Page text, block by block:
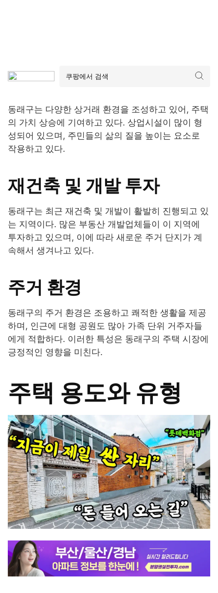
동래구는 다양한 상거래 환경을 조성하고 있어, 주택
의 가치 상승에 기여하고 있다. 상업시설이 많이 형
성되어 있으며, 주민들의 삶의 질을 높이는 요소로
작용하고 있다.
재건축 및 개발 투자
동래구는 최근 재건축 및 개발이 활발히 진행되고 있
는 지역이다. 많은 부동산 개발업체들이 이 지역에
투자하고 있으며, 이에 따라 새로운 주거 단지가 계
속해서 생겨나고 있다.
주거 환경
동래구의 주거 환경은 조용하고 쾌적한 생활을 제공
하며, 인근에 대형 공원도 많아 가족 단위 거주자들
에게 적합하다. 이러한 특성은 동래구의 주택 시장에
긍정적인 영향을 미친다.
주택 용도와 유형